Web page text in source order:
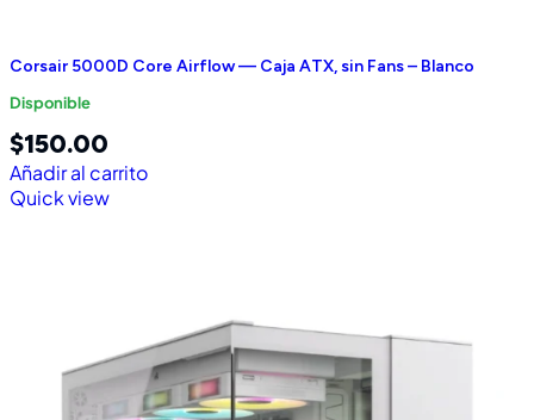
Corsair 5000D Core Airflow — Caja ATX, sin Fans – Blanco
Disponible
$150.00
Añadir al carrito
Quick view